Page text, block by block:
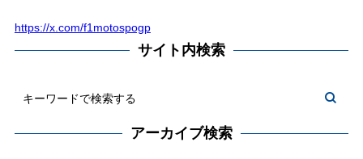
https://x.com/f1motospogp
サイト内検索
アーカイブ検索